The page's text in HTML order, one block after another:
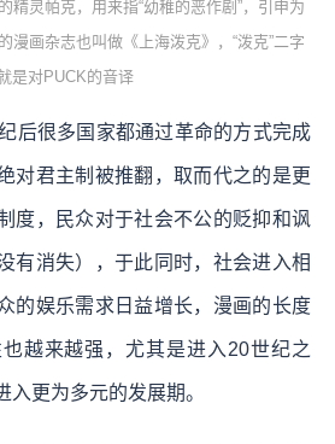
精灵帕克，用来指“幼稚的恶作剧”，引申为
漫画杂志也叫做《上海泼克》，“泼克”二字
是对PUCK的音译
后很多国家都通过革命的方式完成
对君主制被推翻，取而代之的是更
度，民众对于社会不公的贬抑和讽
有消失），于此同时，社会进入相
的娱乐需求日益增长，漫画的长度
越来越强，尤其是进入20世纪之
更为多元的发展期。